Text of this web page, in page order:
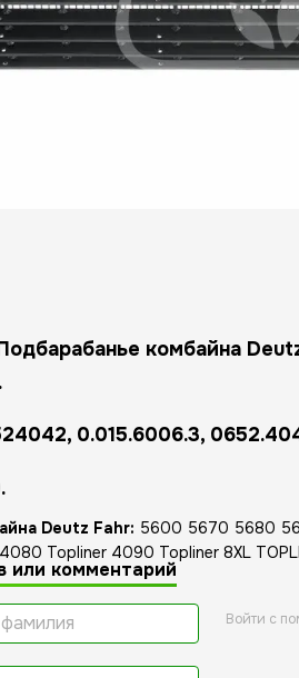
комбайна
0.015.6006.3,
Deutz Fahr: 5600 5670 5680
Topliner 4090 Topliner 8XL
или комментарий
Войти с